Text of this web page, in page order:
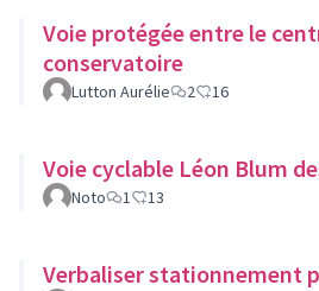
Voie protégée entre le
conservatoire
Lutton Aurélie 2 16
Voie cyclable Léon Blum
Noto 1 13
Verbaliser stationnement